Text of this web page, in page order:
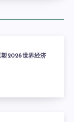
塑2026世界经济